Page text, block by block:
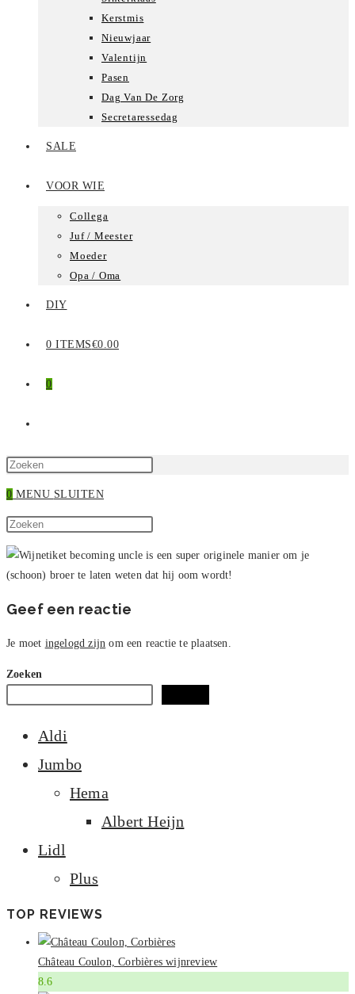
Kerstmis
Nieuwjaar
Valentijn
Pasen
Dag Van De Zorg
Secretaressedag
SALE
VOOR WIE
Collega
Juf / Meester
Moeder
Opa / Oma
DIY
0 ITEMS€0.00
0
ZOEKEN
zoekpaneel
0 MENU SLUITEN
Zoek
op
site
te
Geef een reactie
Je moet ingelogd zijn om een reactie te plaatsen.
Zoeken
Aldi
Jumbo
Hema
Albert Heijn
Lidl
Plus
TOP REVIEWS
Château Coulon, Corbières wijnreview
8.6